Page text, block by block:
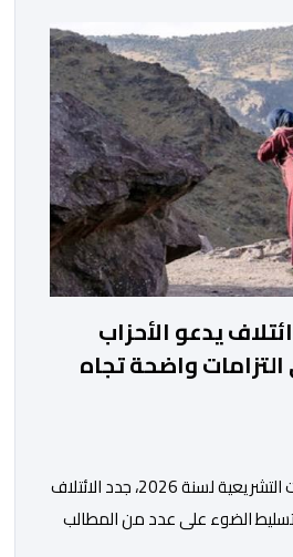
وذكر بلاغ للهيئة أن هذه
إطار استراتيجيتها الرامية إلى
تشكل خطوة مهمة في […]
2026 .. ائتلاف يدعو الأحزاب
واضحة تجاه
مع اقتراب الاستحقاقات التشريعية لسنة 2026، جدد الائتلاف
الضوء على عدد من المطالب